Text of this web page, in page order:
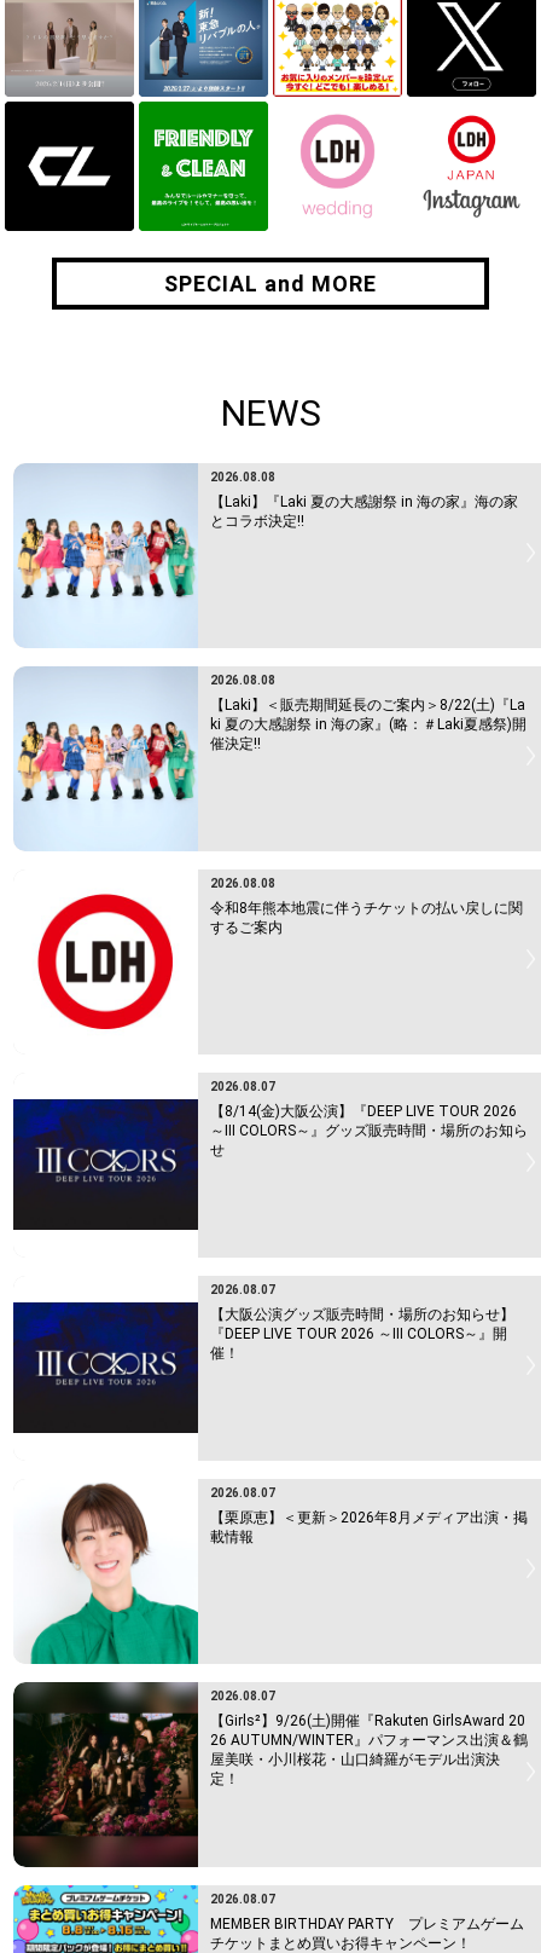
SPECIAL and MORE
SPECIAL and MORE
NEWS
2026.08.08
【Laki】『Laki 夏の大感謝祭 in 海の家』海の家
とコラボ決定!!
2026.08.08
【Laki】＜販売期間延長のご案内＞8/22(土)『La
ki 夏の大感謝祭 in 海の家』(略：＃Laki夏感祭)開
催決定!!
2026.08.08
令和8年熊本地震に伴うチケットの払い戻しに関
するご案内
2026.08.07
【8/14(金)大阪公演】『DEEP LIVE TOUR 2026
～Ⅲ COLORS～』グッズ販売時間・場所のお知ら
せ
2026.08.07
【大阪公演グッズ販売時間・場所のお知らせ】
『DEEP LIVE TOUR 2026 ～Ⅲ COLORS～』開
催！
2026.08.07
【栗原恵】＜更新＞2026年8月メディア出演・掲
載情報
2026.08.07
【Girls²】9/26(土)開催『Rakuten GirlsAward 20
26 AUTUMN/WINTER』パフォーマンス出演＆鶴
屋美咲・小川桜花・山口綺羅がモデル出演決
定！
2026.08.07
MEMBER BIRTHDAY PARTY プレミアムゲーム
チケットまとめ買いお得キャンペーン！